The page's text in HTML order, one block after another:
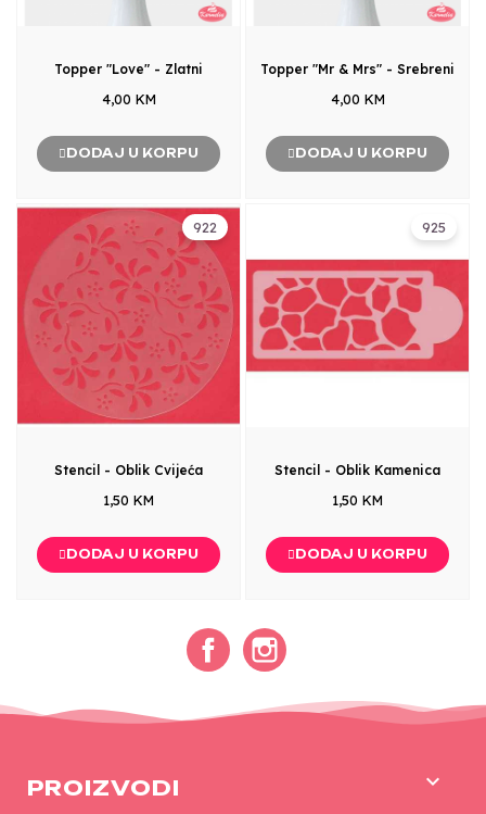
Topper "Love" - Zlatni
4,00 KM
DODAJ U KORPU
Topper "Mr & Mrs" - Srebreni
4,00 KM
DODAJ U KORPU
922
Stencil - Oblik Cvijeća
1,50 KM
DODAJ U KORPU
925
Stencil - Oblik Kamenica
1,50 KM
DODAJ U KORPU
Facebook
PROIZVODI 